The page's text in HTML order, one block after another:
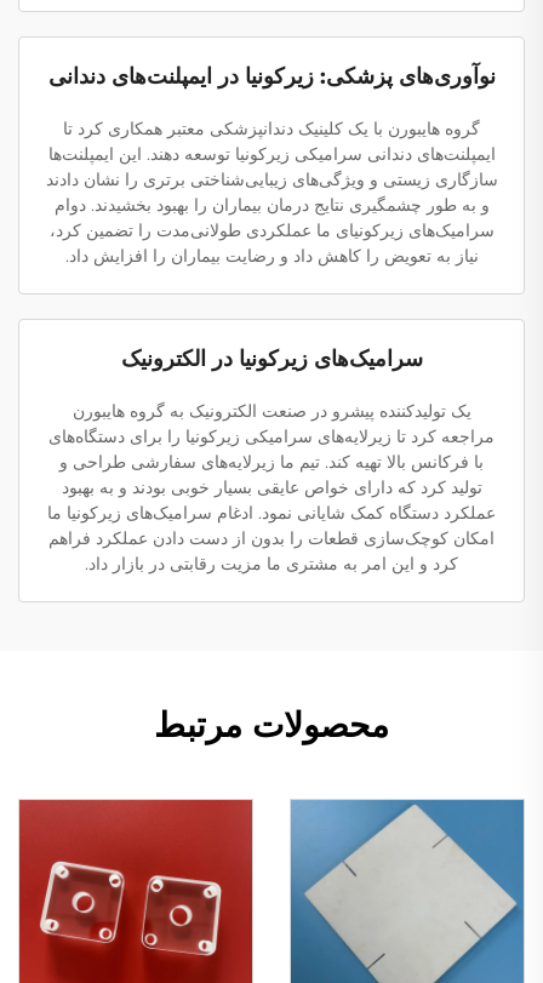
نوآوری‌های پزشکی: زیرکونیا در ایمپلنت‌های دندانی
گروه هایبورن با یک کلینیک دندانپزشکی معتبر همکاری کرد تا
ایمپلنت‌های دندانی سرامیکی زیرکونیا توسعه دهند. این ایمپلنت‌ها
سازگاری زیستی و ویژگی‌های زیبایی‌شناختی برتری را نشان دادند
و به طور چشمگیری نتایج درمان بیماران را بهبود بخشیدند. دوام
سرامیک‌های زیرکونیای ما عملکردی طولانی‌مدت را تضمین کرد،
نیاز به تعویض را کاهش داد و رضایت بیماران را افزایش داد.
سرامیک‌های زیرکونیا در الکترونیک
یک تولیدکننده پیشرو در صنعت الکترونیک به گروه هایبورن
مراجعه کرد تا زیرلایه‌های سرامیکی زیرکونیا را برای دستگاه‌های
با فرکانس بالا تهیه کند. تیم ما زیرلایه‌های سفارشی طراحی و
تولید کرد که دارای خواص عایقی بسیار خوبی بودند و به بهبود
عملکرد دستگاه کمک شایانی نمود. ادغام سرامیک‌های زیرکونیا ما
امکان کوچک‌سازی قطعات را بدون از دست دادن عملکرد فراهم
کرد و این امر به مشتری ما مزیت رقابتی در بازار داد.
محصولات مرتبط